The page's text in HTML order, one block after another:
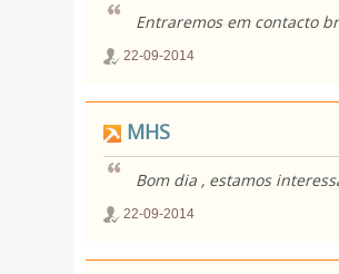
Entraremos em contacto
22-09-2014
MHS
Bom dia , estamos
22-09-2014